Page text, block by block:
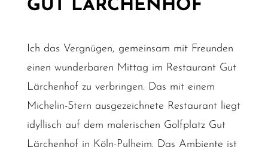
GUT LÄRCHENHOF
Ich das Vergnügen, gemeinsam mit Freunden
einen wunderbaren Mittag im Restaurant Gut
Lärchenhof zu verbringen. Das mit einem
Michelin-Stern ausgezeichnete Restaurant liegt
idyllisch auf dem malerischen Golfplatz Gut
Lärchenhof in Köln-Pulheim. Das Ambiente ist